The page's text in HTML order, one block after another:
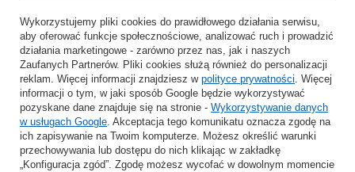
Wyrażam zgodę na przetwarzanie moich danych osobowych w celeach oraz zakresie realizacji usług Newsletter w
ZAPISZ
INFORMACJE
Wykorzystujemy pliki cookies do prawidłowego działania serwisu,
aby oferować funkcje społecznościowe, analizować ruch i prowadzić
działania marketingowe - zarówno przez nas, jak i naszych
Zaufanych Partnerów. Pliki cookies służą również do personalizacji
reklam. Więcej informacji znajdziesz w polityce prywatności. Więcej
informacji o tym, w jaki sposób Google będzie wykorzystywać
pozyskane dane znajduje się na stronie - Wykorzystywanie danych
w usługach Google. Akceptacja tego komunikatu oznacza zgodę na
ich zapisywanie na Twoim komputerze. Możesz określić warunki
przechowywania lub dostępu do nich klikając w zakładkę
„Konfiguracja zgód”. Zgodę możesz wycofać w dowolnym momencie